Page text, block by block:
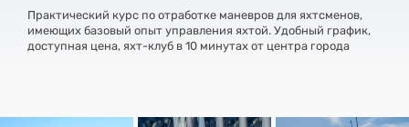
Практический курс по отработке маневров для яхтсменов,
имеющих базовый опыт управления яхтой. Удобный график,
доступная цена, яхт-клуб в 10 минутах от центра города